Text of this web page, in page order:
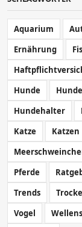
Aquarium
Ernährung
Hunde
Hundehalter
Katze
Katzen
Pferde
Trends
Vogel